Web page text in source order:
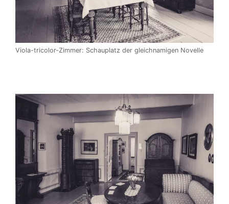
Viola-tricolor-Zimmer: Schauplatz der gleichnamigen Novelle